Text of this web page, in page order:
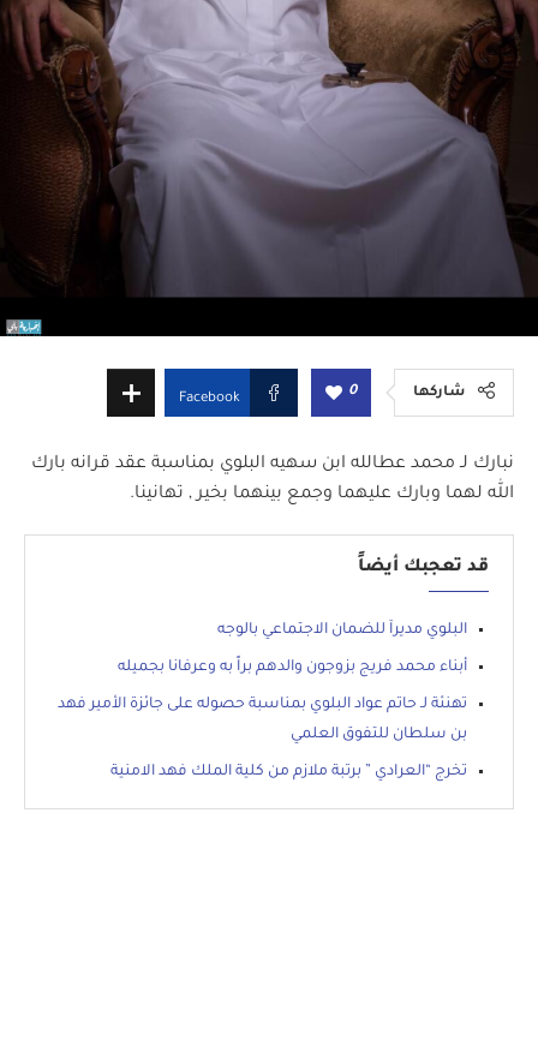
شاركها 0
Facebook
نبارك لـ محمد عطالله ابن سهيه البلوي بمناسبة عقد قرانه بارك
الله لهما وبارك عليهما وجمع بينهما بخير , تهانينا.
قد تعجبك أيضاً
البلوي مديرآ للضمان الاجتماعي بالوجه
أبناء محمد فريج بزوجون والدهم براً به وعرفانا بجميله
تهنئة لـ حاتم عواد البلوي بمناسبة حصوله على جائزة الأمير فهد
بن سلطان للتفوق العلمي
تخرج “العرادي ” برتبة ملازم من كلية الملك فهد الامنية